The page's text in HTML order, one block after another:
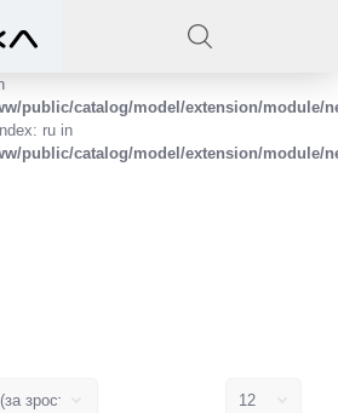
public/catalog/model/extension/module/
ru in
public/catalog/model/extension/module/